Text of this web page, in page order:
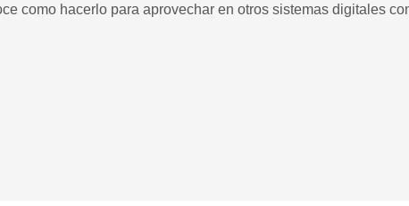
como hacerlo para aprovechar en otros sistemas digitales